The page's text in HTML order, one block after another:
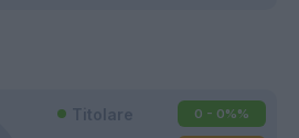
0 - 0%%